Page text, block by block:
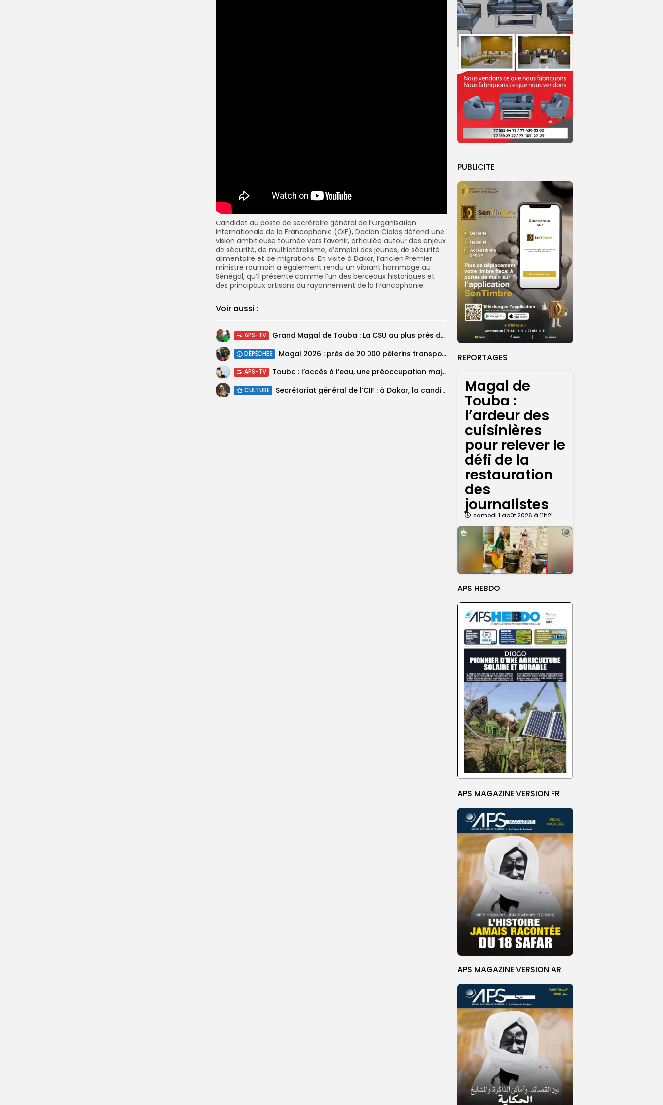
PUBLICITE
REPORTAGES
Magal de
Touba :
l’ardeur des
cuisinières
pour relever le
défi de la
restauration
des
journalistes
samedi 1 août 2026 à 11h21
APS HEBDO
APS MAGAZINE VERSION FR
APS MAGAZINE VERSION AR
Candidat au poste de secrétaire général de l’Organisation
internationale de la Francophonie (OIF), Dacian Cioloș défend une
vision ambitieuse tournée vers l’avenir, articulée autour des enjeux
de sécurité, de multilatéralisme, d’emploi des jeunes, de sécurité
alimentaire et de migrations. En visite à Dakar, l’ancien Premier
ministre roumain a également rendu un vibrant hommage au
Sénégal, qu’il présente comme l’un des berceaux historiques et
des principaux artisans du rayonnement de la Francophonie.
Voir aussi :
APS-TV Grand Magal de Touba : La CSU au plus près des pèlerins
DÉPÊCHES Magal 2026 : près de 20 000 pèlerins transportés vers Touba en...
APS-TV Touba : l’accès à l’eau, une préoccupation majeure avant le Grand Magal
CULTURE Secrétariat général de l’OIF : à Dakar, la candidate Coumba Bâ, décline...